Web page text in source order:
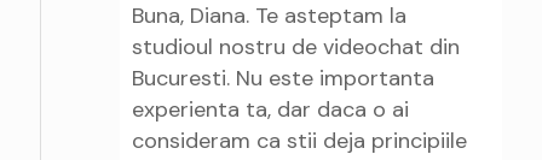
Buna, Diana. Te asteptam la
studioul nostru de videochat din
Bucuresti. Nu este importanta
experienta ta, dar daca o ai
consideram ca stii deja principiile